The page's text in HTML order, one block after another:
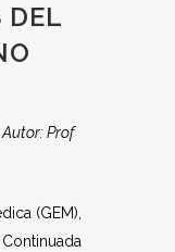
DEL
Prof
(GEM),